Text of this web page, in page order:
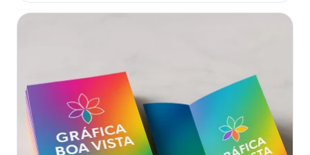
Este
produto
variantes.
As
opções
podem
ser